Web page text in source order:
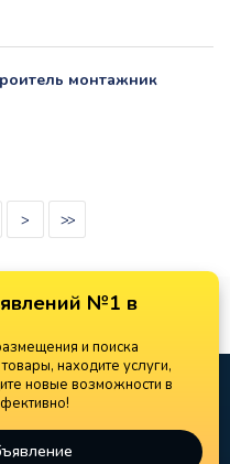
монтажник
> >>
№1 в
и поиска
находите услуги,
новые возможности в